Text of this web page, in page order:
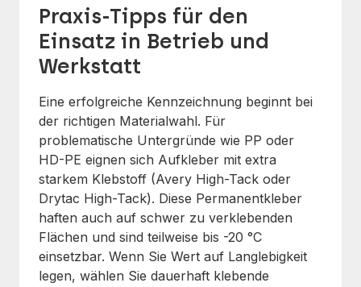
Praxis-Tipps für den
Einsatz in Betrieb und
Werkstatt
Eine erfolgreiche Kennzeichnung beginnt bei
der richtigen Materialwahl. Für
problematische Untergründe wie PP oder
HD-PE eignen sich Aufkleber mit extra
starkem Klebstoff (Avery High-Tack oder
Drytac High-Tack). Diese Permanentkleber
haften auch auf schwer zu verklebenden
Flächen und sind teilweise bis -20 °C
einsetzbar. Wenn Sie Wert auf Langlebigkeit
legen, wählen Sie dauerhaft klebende